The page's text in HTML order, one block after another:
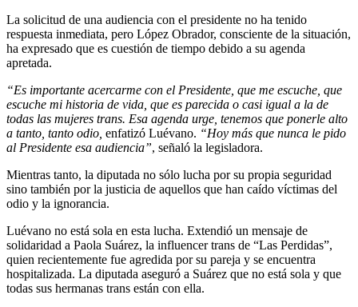
La solicitud de una audiencia con el presidente no ha tenido
respuesta inmediata, pero López Obrador, consciente de la situación,
ha expresado que es cuestión de tiempo debido a su agenda
apretada.
“Es importante acercarme con el Presidente, que me escuche, que
escuche mi historia de vida, que es parecida o casi igual a la de
todas las mujeres trans. Esa agenda urge, tenemos que ponerle alto
a tanto, tanto odio, enfatizó Luévano. “Hoy más que nunca le pido
al Presidente esa audiencia”, señaló la legisladora.
Mientras tanto, la diputada no sólo lucha por su propia seguridad
sino también por la justicia de aquellos que han caído víctimas del
odio y la ignorancia.
Luévano no está sola en esta lucha. Extendió un mensaje de
solidaridad a Paola Suárez, la influencer trans de “Las Perdidas”,
quien recientemente fue agredida por su pareja y se encuentra
hospitalizada. La diputada aseguró a Suárez que no está sola y que
todas sus hermanas trans están con ella.